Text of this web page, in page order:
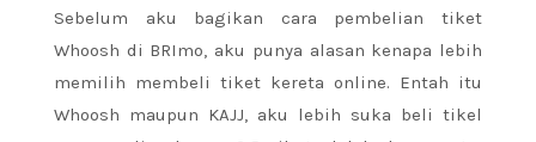
Sebelum aku bagikan cara pembelian tiket
Whoosh di BRImo, aku punya alasan kenapa lebih
memilih membeli tiket kereta online. Entah itu
Whoosh maupun KAJJ, aku lebih suka beli tikel